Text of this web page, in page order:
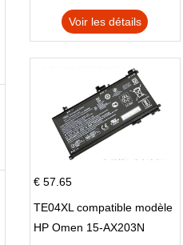
X705UN X705UD
Voir les détails
€ 57.65
TE04XL compatible modèle
HP Omen 15-AX203N